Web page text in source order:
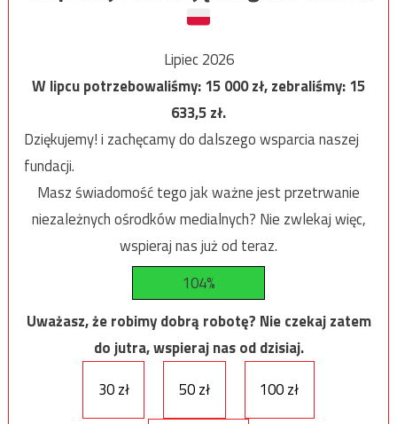
Lipiec 2026
W lipcu potrzebowaliśmy:15 000zł, zebraliśmy:15
633,5zł.
Dziękujemy! i zachęcamy do dalszego wsparcia naszej
fundacji.
Masz świadomość tego jak ważne jest przetrwanie
niezależnych ośrodków medialnych? Nie zwlekaj więc,
wspieraj nas już od teraz.
104%
Uważasz, że robimy dobrą robotę? Nie czekaj zatem
do jutra, wspieraj nas od dzisiaj.
30 zł
50 zł 100 zł